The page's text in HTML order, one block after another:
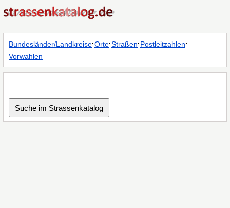
Bundesländer/Landkreise·Orte·Straßen·Postleitzahlen·
Vorwahlen